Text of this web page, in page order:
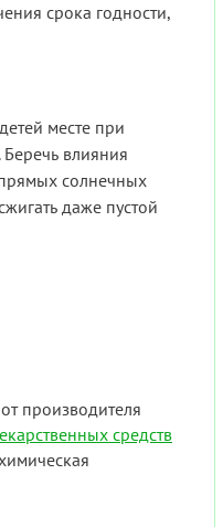
срока годности,
месте при
влияния
солнечных
даже пустой
производителя
средств